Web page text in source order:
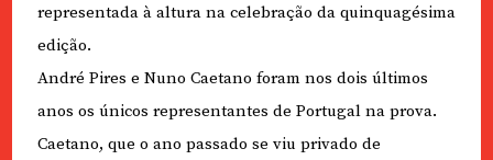
representada à altura na celebração da quinquagésima
edição.
André Pires e Nuno Caetano foram nos dois últimos
anos os únicos representantes de Portugal na prova.
Caetano, que o ano passado se viu privado de